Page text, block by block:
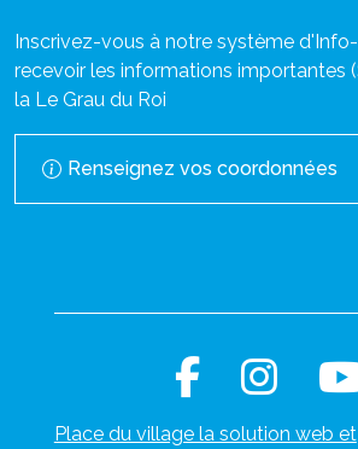
Inscrivez-vous à notre système
recevoir les informations importantes
la Le Grau du Roi
Renseignez vos coordonnées
Place du village la solution web et